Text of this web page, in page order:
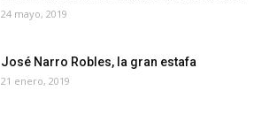
24 mayo, 2019
José Narro Robles, la gran estafa
21 enero, 2019